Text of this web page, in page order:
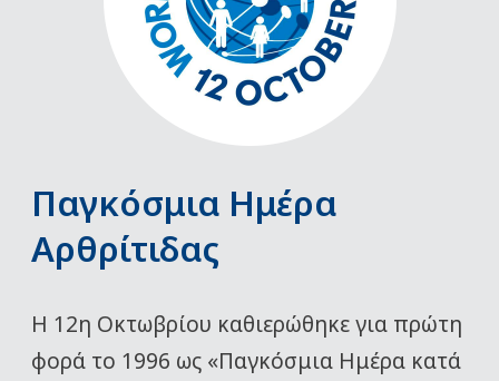
Παγκόσμια Ημέρα
Αρθρίτιδας
Η 12η Οκτωβρίου καθιερώθηκε για πρώτη
φορά το 1996 ως «Παγκόσμια Ημέρα κατά